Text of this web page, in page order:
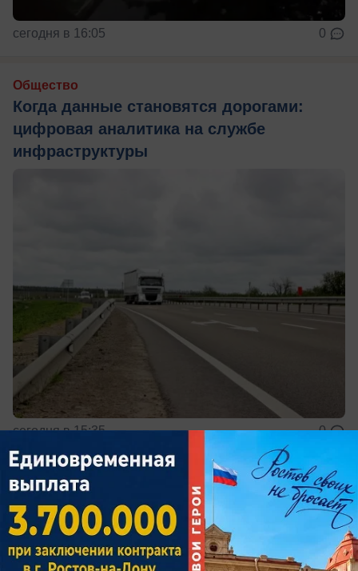
сегодня в 16:05 0
Общество
Когда данные становятся дорогами:
цифровая аналитика на службе
инфраструктуры
сегодня в 15:35 0
Общество
Вечера созданы для бани: в City Creek
действует новая выгодная акция
В августе после 18:00 вход со скидкой 50%